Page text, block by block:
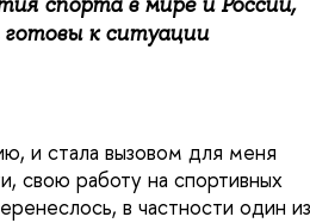
готовы к ситуации
и стала вызовом для меня
свою работу на спортивных
в частности один из